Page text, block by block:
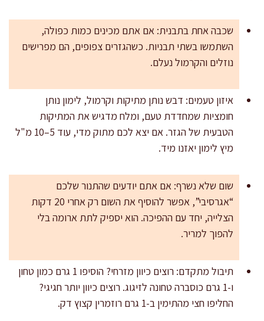
שכבה אחת בתבנית: אם אתם מכינים כמות כפולה,
השתמשו בשתי תבניות. כשהגזרים צפופים, הם מפרישים
נוזלים והקרמול נעלם.
איזון טעמים: דבש נותן מתיקות וקרמול, לימון נותן
חומציות שמחדדת טעם, ומלח מדגיש את המתיקות
הטבעית של הגזר. אם יצא לכם מתוק מדי, עוד 5–10 מ"ל
מיץ לימון יאזנו מיד.
שום שלא נשרף: אם אתם יודעים שהתנור שלכם
“אגרסיבי”, אפשר להוסיף את השום רק אחרי 20 דקות
הצלייה, יחד עם ההפיכה. הוא יספיק לתת ארומה בלי
להפוך למריר.
תיבול מתקדם: רוצים כיוון מזרחי? הוסיפו 1 גרם כמון טחון
ו-1 גרם כוסברה טחונה לזיגוג. רוצים כיוון יותר חגיגי?
החליפו חצי מהתימין ב-1 גרם רוזמרין קצוץ דק.